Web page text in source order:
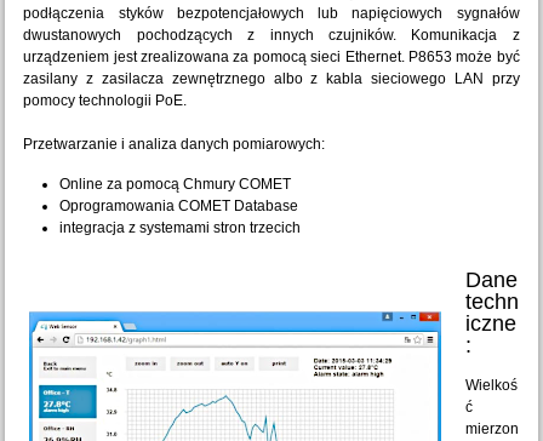
podłączenia styków bezpotencjałowych lub napięciowych sygnałów
dwustanowych pochodzących z innych czujników. Komunikacja z
urządzeniem jest zrealizowana za pomocą sieci Ethernet. P8653 może być
zasilany z zasilacza zewnętrznego albo z kabla sieciowego LAN przy
pomocy technologii PoE.
Przetwarzanie i analiza danych pomiarowych:
Online za pomocą Chmury COMET
Oprogramowania COMET Database
integracja z systemami stron trzecich
Dane
techn
iczne
:
Wielkoś
ć
mierzon